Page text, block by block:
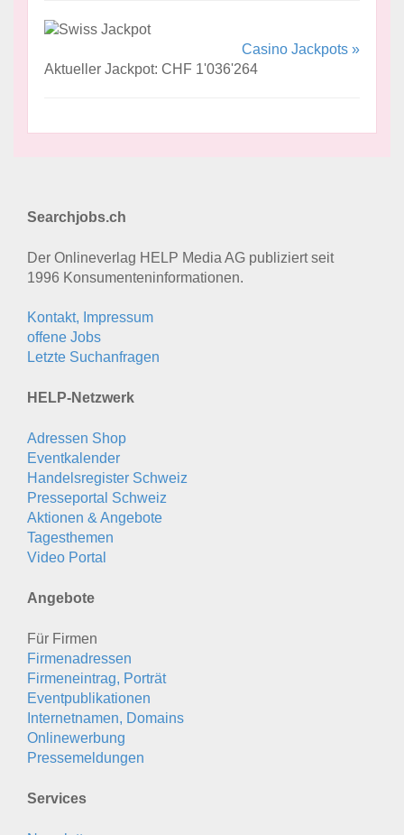
Casino Jackpots »
Aktueller Jackpot: CHF 1'036'264
Searchjobs.ch
Der Onlineverlag HELP Media AG publiziert seit
1996 Konsumenten­informationen.
Kontakt, Impressum
offene Jobs
Letzte Suchanfragen
HELP-Netzwerk
Adressen Shop
Eventkalender
Handelsregister Schweiz
Presseportal Schweiz
Aktionen & Angebote
Tagesthemen
Video Portal
Angebote
Für Firmen
Firmenadressen
Firmeneintrag, Porträt
Eventpublikationen
Internetnamen, Domains
Onlinewerbung
Pressemeldungen
Services